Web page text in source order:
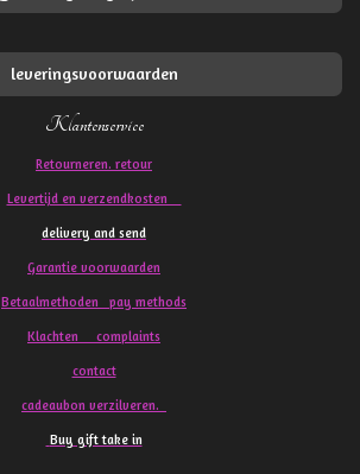
leveringsvoorwaarden
Klantenservice
Retourneren. retour
Levertijd en verzendkosten
delivery and send
Garantie voorwaarden
Betaalmethoden pay methods
Klachten complaints
contact
cadeaubon verzilveren.
Buy gift take in